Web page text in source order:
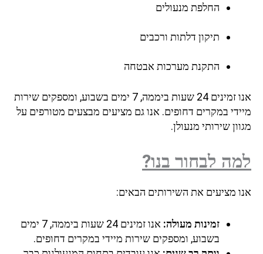
החלפת מנעולים
תיקון דלתות ורכבים
התקנת מערכות אבטחה
אנו זמינים 24 שעות ביממה, 7 ימים בשבוע, ומספקים שירות
מיידי במקרים דחופים. אנו גם מציעים מבצעים מטורפים על
מגוון שירותי מנעולן.
למה לבחור בנו?
אנו מציעים את השירותים הבאים:
זמינות מעולה:
אנו זמינים 24 שעות ביממה, 7 ימים
בשבוע, ומספקים שירות מיידי במקרים דחופים.